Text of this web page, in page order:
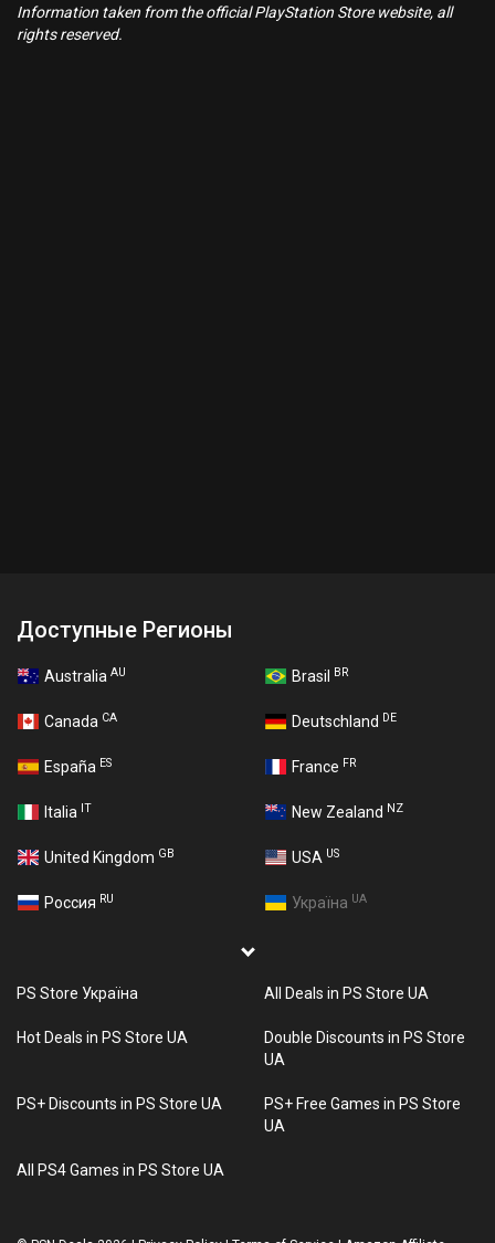
Information taken from the official PlayStation Store website, all
rights reserved.
Доступные Регионы
Australia AU Brasil BR
Canada CA Deutschland DE
España ES France FR
Italia IT New Zealand NZ
United Kingdom GB USA US
Россия RU Україна UA
PS Store Україна All Deals in PS Store UA
Hot Deals in PS Store UA
Double Discounts in PS Store
UA
PS+ Discounts in PS Store UA
PS+ Free Games in PS Store
UA
All PS4 Games in PS Store UA